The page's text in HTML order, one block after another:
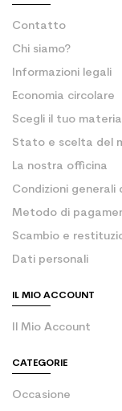
Contatto
Chi siamo?
Informazioni legali
Economia circolare
Scegli il tuo
Stato e scelta del
La nostra officina
Condizioni generali
Metodo di
Scambio e
Dati personali
IL MIO ACCOUNT
Il Mio Account
CATEGORIE
Occasione